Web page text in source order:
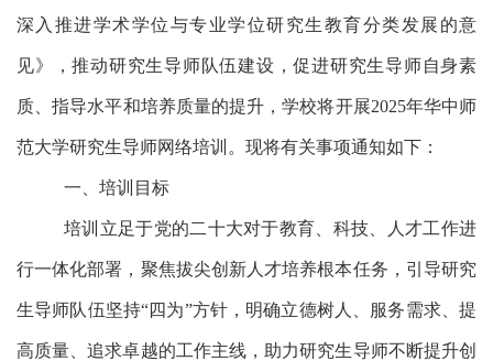
深入推进学术学位与专业学位研究生教育分类发展的意
见》，推动研究生导师队伍建设，促进研究生导师自身素
质、指导水平和培养质量的提升，学校将开展2025年华中师
范大学研究生导师网络培训。现将有关事项通知如下：
一、培训目标
培训立足于党的二十大对于教育、科技、人才工作进
行一体化部署，聚焦拔尖创新人才培养根本任务，引导研究
生导师队伍坚持“四为”方针，明确立德树人、服务需求、提
高质量、追求卓越的工作主线，助力研究生导师不断提升创